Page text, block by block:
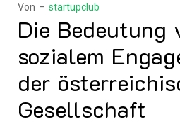
Von – startupclub
Die Bedeutung
sozialem
der
Gesellschaft